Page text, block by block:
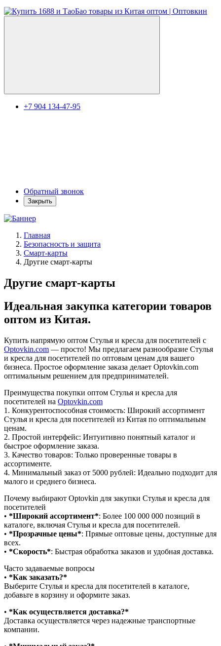
+7 904 134-47-95
Обратный звонок
Закрыть
Главная
Безопасность и защита
Смарт-карты
Другие смарт-карты
Другие смарт-карты
Идеальная закупка категории товаров
оптом из Китая.
Купить напрямую оптом Стулья и кресла для посетителей с
Optovkin.com — просто! Мы предлагаем разнообразие Стулья
и кресла для посетителей по оптовым ценам для вашего
бизнеса. Простое оформление заказа делает Optovkin.com
оптимальным решением для предпринимателей.
Преимущества покупки оптом Стулья и кресла для
посетителей на Optovkin.com
1.⁠ ⁠Конкурентоспособная стоимость: Широкий ассортимент
Стулья и кресла для посетителей из Китая по оптимальным
ценам.
2.⁠ ⁠Простой интерфейс: Интуитивно понятный каталог и
быстрое оформление заказа.
3.⁠ ⁠Качество товаров: Только проверенные товары в
ассортименте.
4.⁠ ⁠Минимальный заказ от 5000 рублей: Идеально подходит для
малого и среднего бизнеса.
Почему выбирают Optovkin для закупки Стулья и кресла для
посетителей
•⁠ ⁠ *Широкий ассортимент*: Более 100 000 000 позиций в
каталоге, включая Стулья и кресла для посетителей.
•⁠ ⁠ *Прозрачные цены*: Прямые оптовые цены, доступные для
всех.
•⁠ ⁠ *Скорость*: Быстрая обработка заказов и удобная доставка.
Часто задаваемые вопросы
•⁠ ⁠*Как заказать?*
Выберите Стулья и кресла для посетителей в каталоге,
добавьте в корзину и оформите заказ.
•⁠ ⁠ *Как осуществляется доставка?*
Доставка осуществляется через надежные транспортные
компании.